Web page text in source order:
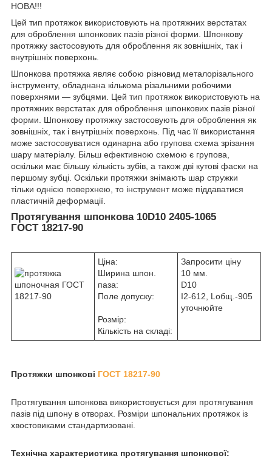
НОВА!!!
Цей тип протяжок використовують на протяжних верстатах
для оброблення шпонкових пазів різної форми. Шпонкову
протяжку застосовують для оброблення як зовнішніх, так і
внутрішніх поверхонь.
Шпонкова протяжка являє собою різновид металорізального
інструменту, обладнана кількома різальними робочими
поверхнями — зубцями. Цей тип протяжок використовують на
протяжних верстатах для оброблення шпонкових пазів різної
форми. Шпонкову протяжку застосовують для оброблення як
зовнішніх, так і внутрішніх поверхонь. Під час її використання
може застосовуватися одинарна або групова схема зрізання
шару матеріалу. Більш ефективною схемою є групова,
оскільки має більшу кількість зубів, а також дві кутові фаски на
першому зубці. Оскільки протяжки знімають шар стружки
тільки однією поверхнею, то інструмент може піддаватися
пластичній деформації.
Протягування шпонкова 10D10 2405-1065
ГОСТ 18217-90
Ціна:
Ширина шпон.
паза:
Поле допуску:
Розмір:
Кількість на складі:
Запросити ціну
10 мм.
D10
I2-612, L общ. -905
уточнюйте
Протяжки шпонкові ГОСТ 18217-90
Протягування шпонкова використовується для протягування
пазів під шпону в отворах. Розміри шпональних протяжок із
хвостовиками стандартизовані.
Технічна характеристика протягування шпонкової: